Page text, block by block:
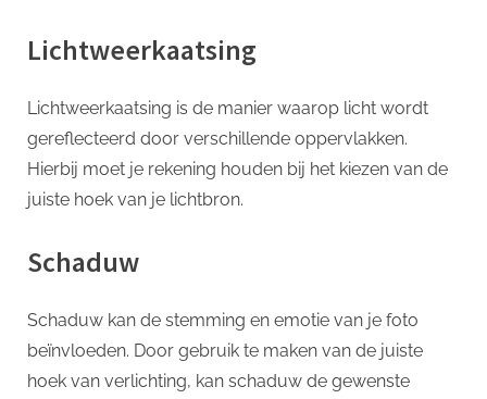
Lichtweerkaatsing
Lichtweerkaatsing is de manier waarop licht wordt
gereflecteerd door verschillende oppervlakken.
Hierbij moet je rekening houden bij het kiezen van de
juiste hoek van je lichtbron.
Schaduw
Schaduw kan de stemming en emotie van je foto
beïnvloeden. Door gebruik te maken van de juiste
hoek van verlichting, kan schaduw de gewenste